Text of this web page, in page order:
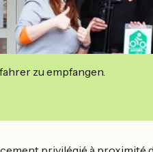
zu empfangen.